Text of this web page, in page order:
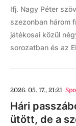
Ifj. Nagy Péter
szezonban három
játékosai közül
sorozatban és az
2026. 05. 17., 21:21
Hári
ütött, de a